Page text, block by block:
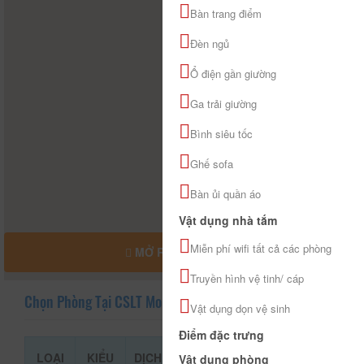
MỞ RỘNG BẢN ĐỒ
Chọn Phòng Tại CSLT More
LOẠI
KIỂU
DỊCH
GIÁ THAM
Bàn trang điểm
Đèn ngủ
Ổ điện gần giường
Ga trải giường
Bình siêu tốc
Ghế sofa
Bàn ủi quần áo
Vật dụng nhà tắm
Miễn phí wifi tất cả các phòng
Truyền hình vệ tinh/ cáp
Vật dụng dọn vệ sinh
Điểm đặc trưng
Vật dụng phòng